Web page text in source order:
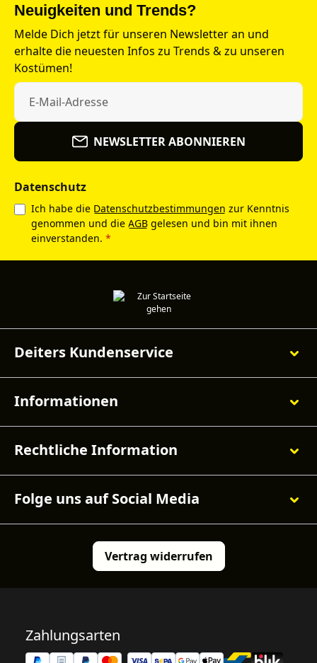
Neuigkeiten und Trends?
Melde Dich jetzt für unseren Newsletter an und
erhalte die neuesten Infos zu Trends & zu unseren
Kostümen!
NEWSLETTER ABONNIEREN
Datenschutz
Ich habe die Datenschutzbestimmungen zur Kenntnis
genommen und die AGB gelesen und bin mit ihnen
einverstanden. *
Deiters Kundenservice
Informationen
Rechtliche Information
Folge uns auf Social Media
Vertrag widerrufen
Zahlungsarten